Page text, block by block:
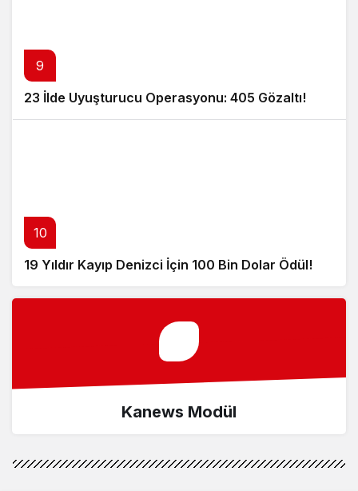
9
23 İlde Uyuşturucu Operasyonu: 405 Gözaltı!
10
19 Yıldır Kayıp Denizci İçin 100 Bin Dolar Ödül!
Kanews Modül